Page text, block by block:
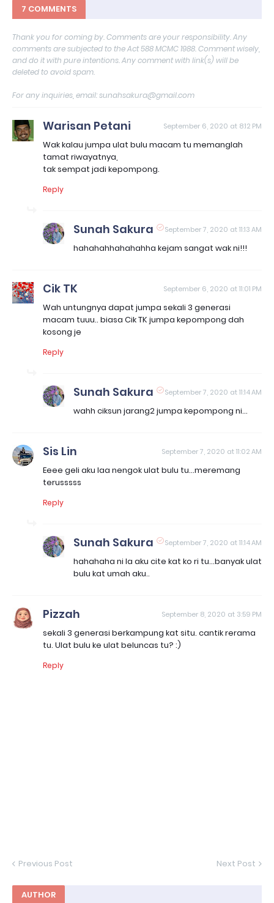
7 COMMENTS
Thank you for coming by. Comments are your responsibility. Any
comments are subjected to the Act 588 MCMC 1988. Comment wisely,
and do it with pure intentions. Any comment with link(s) will be
deleted to avoid spam.
For any inquiries, email: sunahsakura@gmail.com
Warisan Petani September 6, 2020 at 8:12 PM
Wak kalau jumpa ulat bulu macam tu memanglah
tamat riwayatnya,
tak sempat jadi kepompong.
Reply
Sunah Sakura September 7, 2020 at 11:13 AM
hahahahhahahahha kejam sangat wak ni!!!
Cik TK September 6, 2020 at 11:01 PM
Wah untungnya dapat jumpa sekali 3 generasi
macam tuuu.. biasa Cik TK jumpa kepompong dah
kosong je
Reply
Sunah Sakura September 7, 2020 at 11:14 AM
wahh ciksun jarang2 jumpa kepompong ni...
Sis Lin September 7, 2020 at 11:02 AM
Eeee geli aku laa nengok ulat bulu tu...meremang
terusssss
Reply
Sunah Sakura September 7, 2020 at 11:14 AM
hahahaha ni la aku cite kat ko ri tu...banyak ulat
bulu kat umah aku..
Pizzah September 8, 2020 at 3:59 PM
sekali 3 generasi berkampung kat situ. cantik rerama
tu. Ulat bulu ke ulat beluncas tu? :)
Reply
Previous Post Next Post
AUTHOR